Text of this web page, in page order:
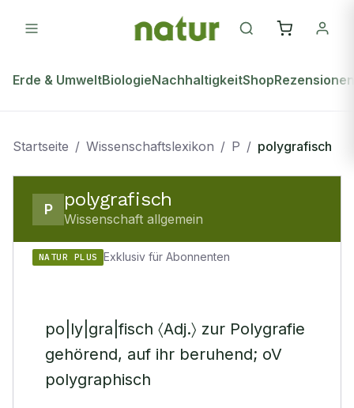
Erde & UmweltBiologieNachhaltigkeitShopRezensionen
Startseite / Wissenschaftslexikon / P / polygrafisch
P polygrafisch
Wissenschaft allgemein
NATUR PLUS Exklusiv für Abonnenten
po|ly|gra|fisch 〈Adj.〉 zur Polygrafie
gehörend, auf ihr beruhend; oV
polygraphisch